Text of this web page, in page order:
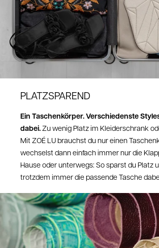
Paket. Da musst du nichts mehr anmelden!
10 EUR Rückversand
Retoure aus anderen EU Ländern:
10 EUR Rückversand
Retoure aus NON-EU Ländern (außer Schweiz)
Hier kannst du deine Retoure anmelden:
Nach Eingang deiner Retoure kann die
dauern.Die Gutschrift erfolgt auf das von dir
Wenn du per Gutschein bezahlt hast, wird dir das
Gutschein gutgeschrieben.
Einen Umtausch mit dem gleichen Produkt kannst
Retourenportal anmelden und ist kostenfrei.
Reklamationen & Mängel
Sollte ein Artikel einen Mangel aufweisen oder
PLATZSPAREND
Ein Taschenkörper. Verschiedenste
dabei.Zu wenig Platz im Kleiderschrank
Mit ZOÉ LU brauchst du nur einen
wechselst dann einfach immer nur die
Hause oder unterwegs: So sparst du Platz
trotzdem immer die passende Tasche